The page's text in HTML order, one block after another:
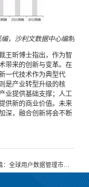
编，沙利文数据中心编制
王昕博士指出，作为智
带来的创新与变革。在
一代技术作为典型代
是产业转型升级的核
业提供基础支撑；人工
供新的商业价值。未来
深，融合创新将会不断
： 全球用户数据管理市场研究白皮书